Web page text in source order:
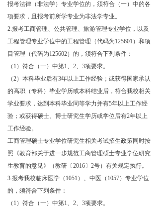
报考法律（非法学）专业学位的，须符合（一）中的各
项要求，且报考前所学专业为非法学专业。
2.报考工商管理、公共管理、旅游管理专业学位，以及
工程管理专业学位中的工程管理（代码为125601）和项
目管理（代码为125602）的，须符合下列条件：
（1）符合（一）中第1、2、3项要求。
（2）本科毕业后有3年以上工作经验；或获得国家承认
的高职（专科）毕业学历或本科结业后，符合我校相关
学业要求，达到本科毕业同等学力并有5年以上工作经
验；或获得硕士、博士研究生学历或学位后有2年以上
工作经验。
工商管理硕士专业学位研究生相关考试招生政策同时按
照《教育部关于进一步规范工商管理硕士专业学位研究
生教育的意见》（教研〔2016〕2号）有关规定执行。
3.报考我校临床医学（1051）、 中医（ 1057） 专业学位
的，须符合下列条件：
（1）符合（一）中第1、2、3项要求。